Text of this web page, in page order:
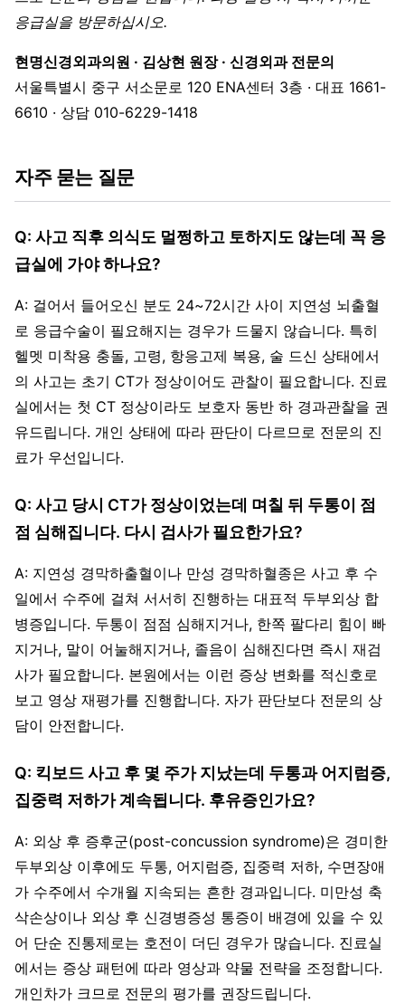
응급실을 방문하십시오.
현명신경외과의원 · 김상현 원장 · 신경외과 전문의
서울특별시 중구 서소문로 120 ENA센터 3층 · 대표 1661-
6610 · 상담 010-6229-1418
자주 묻는 질문
Q: 사고 직후 의식도 멀쩡하고 토하지도 않는데 꼭 응
급실에 가야 하나요?
A: 걸어서 들어오신 분도 24~72시간 사이 지연성 뇌출혈
로 응급수술이 필요해지는 경우가 드물지 않습니다. 특히
헬멧 미착용 충돌, 고령, 항응고제 복용, 술 드신 상태에서
의 사고는 초기 CT가 정상이어도 관찰이 필요합니다. 진료
실에서는 첫 CT 정상이라도 보호자 동반 하 경과관찰을 권
유드립니다. 개인 상태에 따라 판단이 다르므로 전문의 진
료가 우선입니다.
Q: 사고 당시 CT가 정상이었는데 며칠 뒤 두통이 점
점 심해집니다. 다시 검사가 필요한가요?
A: 지연성 경막하출혈이나 만성 경막하혈종은 사고 후 수
일에서 수주에 걸쳐 서서히 진행하는 대표적 두부외상 합
병증입니다. 두통이 점점 심해지거나, 한쪽 팔다리 힘이 빠
지거나, 말이 어눌해지거나, 졸음이 심해진다면 즉시 재검
사가 필요합니다. 본원에서는 이런 증상 변화를 적신호로
보고 영상 재평가를 진행합니다. 자가 판단보다 전문의 상
담이 안전합니다.
Q: 킥보드 사고 후 몇 주가 지났는데 두통과 어지럼증,
집중력 저하가 계속됩니다. 후유증인가요?
A: 외상 후 증후군(post-concussion syndrome)은 경미한
두부외상 이후에도 두통, 어지럼증, 집중력 저하, 수면장애
가 수주에서 수개월 지속되는 흔한 경과입니다. 미만성 축
삭손상이나 외상 후 신경병증성 통증이 배경에 있을 수 있
어 단순 진통제로는 호전이 더딘 경우가 많습니다. 진료실
에서는 증상 패턴에 따라 영상과 약물 전략을 조정합니다.
개인차가 크므로 전문의 평가를 권장드립니다.